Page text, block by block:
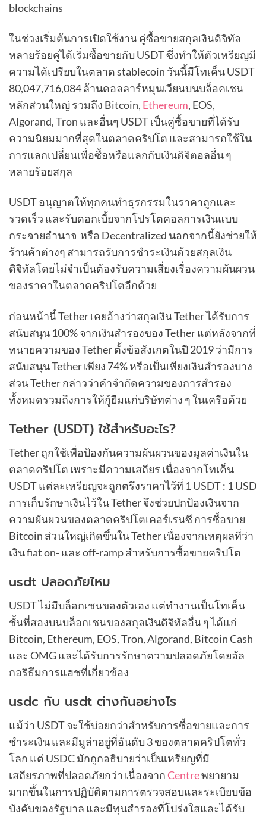
blockchains
ในช่วงเริ่มต้นการเปิดใช้งาน คู่ซื้อขายสกุลเงินดิจิทัล
หลายร้อยคู่ได้เริ่มซื้อขายกับ USDT ซึ่งทำให้ตัวเหรียญมี
ความได้เปรียบในตลาด stablecoin วันนี้มีโทเค็น USDT
80,047,716,084 ล้านดอลลาร์หมุนเวียนบนบล็อคเชน
หลักส่วนใหญ่ รวมถึง Bitcoin, Ethereum, EOS,
Algorand, Tron และอื่นๆ USDT เป็นคู่ซื้อขายที่ได้รับ
ความนิยมมากที่สุดในตลาดคริปโต และสามารถใช้ใน
การแลกเปลี่ยนเพื่อซื้อหรือแลกกับเงินดิจิตอลอื่น ๆ
หลายร้อยสกุล
USDT อนุญาตให้ทุกคนทำธุรกรรมในราคาถูกและ
รวดเร็ว และรับดอกเบี้ยจากโปรโตคอลการเงินแบบ
กระจายอำนาจ หรือ Decentralized นอกจากนี้ยังช่วยให้
ร้านค้าต่างๆ สามารถรับการชำระเงินด้วยสกุลเงิน
ดิจิทัลโดยไม่จำเป็นต้องรับความเสี่ยงเรื่องความผันผวน
ของราคาในตลาดคริปโตอีกด้วย
ก่อนหน้านี้ Tether เคยอ้างว่าสกุลเงิน Tether ได้รับการ
สนับสนุน 100% จากเงินสำรองของ Tether แต่หลังจากที่
ทนายความของ Tether ตั้งข้อสังเกตในปี 2019 ว่ามีการ
สนับสนุน Tether เพียง 74% หรือเป็นเพียงเงินสำรองบาง
ส่วน Tether กล่าวว่าคำจำกัดความของการสำรอง
ทั้งหมดรวมถึงการให้กู้ยืมแก่บริษัทต่าง ๆ ในเครือด้วย
Tether (USDT) ใช้สำหรับอะไร?
Tether ถูกใช้เพื่อป้องกันความผันผวนของมูลค่าเงินใน
ตลาดคริปโต เพราะมีความเสถียร เนื่องจากโทเค็น
USDT แต่ละเหรียญจะถูกตรึงราคาไว้ที่ 1 USDT : 1 USD
การเก็บรักษาเงินไว้ใน Tether จึงช่วยปกป้องเงินจาก
ความผันผวนของตลาดคริปโตเคอร์เรนซี การซื้อขาย
Bitcoin ส่วนใหญ่เกิดขึ้นใน Tether เนื่องจากเหตุผลที่ว่า
เงิน fiat on- และ off-ramp สำหรับการซื้อขายคริปโต
usdt ปลอดภัยไหม
USDT ไม่มีบล็อกเชนของตัวเอง แต่ทำงานเป็นโทเค็น
ชั้นที่สองบนบล็อกเชนของสกุลเงินดิจิทัลอื่น ๆ ได้แก่
Bitcoin, Ethereum, EOS, Tron, Algorand, Bitcoin Cash
และ OMG และได้รับการรักษาความปลอดภัยโดยอัล
กอริธึมการแฮชที่เกี่ยวข้อง
usdc กับ usdt ต่างกันอย่างไร
แม้ว่า USDT จะใช้บ่อยกว่าสำหรับการซื้อขายและการ
ชำระเงิน และมีมูล่าอยู่ที่อันดับ 3 ของตลาดคริปโตทั่ว
โลก แต่ USDC มักถูกอธิบายว่าเป็นเหรียญที่มี
เสถียรภาพที่ปลอดภัยกว่า เนื่องจากCentreพยายาม
มากขึ้นในการปฏิบัติตามการตรวจสอบและระเบียบข้อ
บังคับของรัฐบาล และมีทุนสำรองที่โปร่งใสและได้รับ